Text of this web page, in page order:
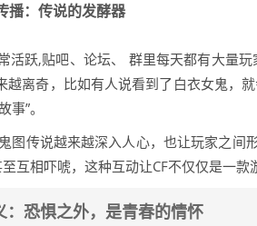
播：传说的发酵器
活跃,贴吧、论坛、 群里每天都有大量
越离奇，比如有人说看到了白衣女鬼，
”。
图传说越来越深入人心，也让玩家之间
互相吓唬，这种互动让CF不仅仅是一款
：恐惧之外，是青春的情怀